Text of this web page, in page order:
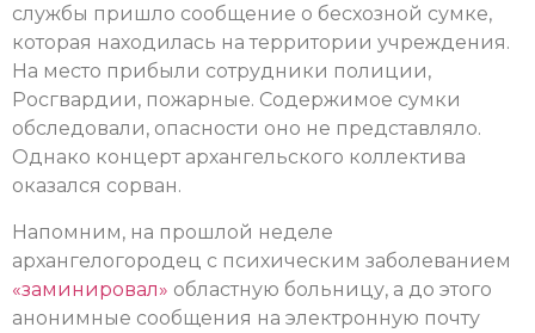
службы пришло сообщение о бесхозной сумке,
которая находилась на территории учреждения.
На место прибыли сотрудники полиции,
Росгвардии, пожарные. Содержимое сумки
обследовали, опасности оно не представляло.
Однако концерт архангельского коллектива
оказался сорван.
Напомним, на прошлой неделе
архангелогородец с психическим заболеванием
«заминировал» областную больницу, а до этого
анонимные сообщения на электронную почту